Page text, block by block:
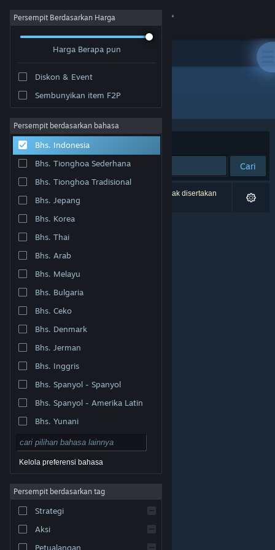
Login
Tentang
Bantuan
Ubah bahasa
Dapatkan Aplikasi Seluler Steam
Lihat situs web desktop
Undang. Semua merek dagang merupakan hak pemilik
Legal| Aksesibilitas
Pengembalian Dana
Persempit Berdasarkan Harga
Harga Berapa pun
Diskon & Event
Sembunyikan item F2P
Persempit berdasarkan bahasa
Bhs. Indonesia
Bhs. Tionghoa Sederhana
Bhs. Tionghoa Tradisional
Bhs. Jepang
Bhs. Korea
Bhs. Thai
Bhs. Arab
Bhs. Melayu
Bhs. Bulgaria
Bhs. Ceko
Bhs. Denmark
Bhs. Jerman
Bhs. Inggris
Bhs. Spanyol - Spanyol
Bhs. Spanyol - Amerika Latin
Bhs. Yunani
Kelola preferensi bahasa
Persempit berdasarkan tag
Strategi
Aksi
Petualangan
Pengembang: Joshua Hughes
Berdasarkan Relevansi
Cari
0 hasil cocok dengan pencarianmu. 3 produk tidak disertakan
berdasarkan preferensimu.